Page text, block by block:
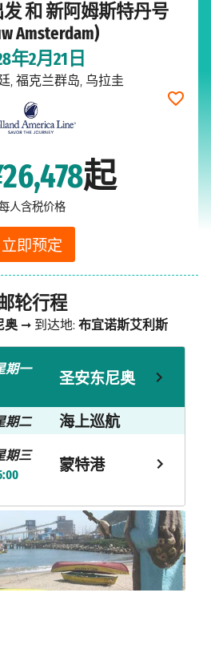
和 新阿姆斯特丹号
Amsterdam)
年2月21日
, 福克兰群岛, 乌拉圭
起
人含税价格
立即预定
邮轮行程
奥➞ 到达地: 布宜诺斯艾利斯
期一
圣安东尼奥
期二 海上巡航
期三
蒙特港
期四
查卡布科港
期五 海上巡航
期六 海上巡航
日